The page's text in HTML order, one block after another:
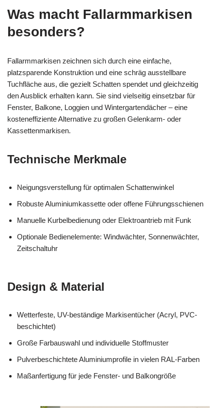
Was macht Fallarmmarkisen
besonders?
Fallarmmarkisen zeichnen sich durch eine einfache,
platzsparende Konstruktion und eine schräg ausstellbare
Tuchfläche aus, die gezielt Schatten spendet und gleichzeitig
den Ausblick erhalten kann. Sie sind vielseitig einsetzbar für
Fenster, Balkone, Loggien und Wintergartendächer – eine
kosteneffiziente Alternative zu großen Gelenkarm- oder
Kassettenmarkisen.
Technische Merkmale
Neigungsverstellung für optimalen Schattenwinkel
Robuste Aluminiumkassette oder offene Führungsschienen
Manuelle Kurbelbedienung oder Elektroantrieb mit Funk
Optionale Bedienelemente: Windwächter, Sonnenwächter,
Zeitschaltuhr
Design & Material
Wetterfeste, UV-beständige Markisentücher (Acryl, PVC-
beschichtet)
Große Farbauswahl und individuelle Stoffmuster
Pulverbeschichtete Aluminiumprofile in vielen RAL-Farben
Maßanfertigung für jede Fenster- und Balkongröße